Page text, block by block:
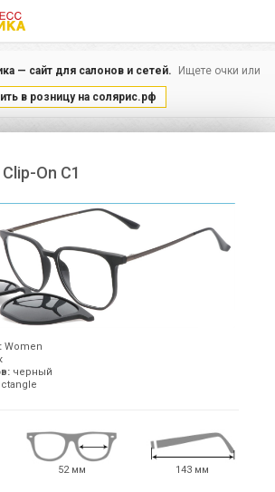
— сайт для салонов и сетей.
Ищете очки или
в розницу на солярис.рф
On С1
Women
черный
52 мм 143 мм